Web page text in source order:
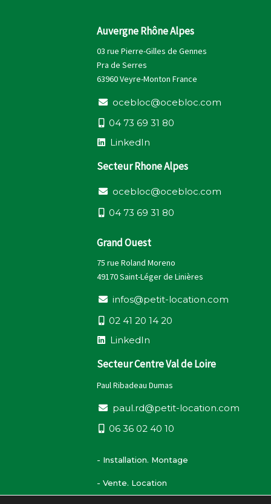
Auvergne Rhône Alpes
03 rue Pierre-Gilles de Gennes
Pra de Serres
63960 Veyre-Monton France
ocebloc@ocebloc.com
04 73 69 31 80
LinkedIn
Secteur Rhone Alpes
ocebloc@ocebloc.com
04 73 69 31 80
Grand Ouest
75 rue Roland Moreno
49170 Saint-Léger de Linières
infos@petit-location.com
02 41 20 14 20
LinkedIn
Secteur Centre Val de Loire
Paul Ribadeau Dumas
paul.rd@petit-location.com
06 36 02 40 10
- Installation. Montage
- Vente. Location